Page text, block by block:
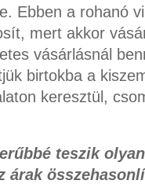
Ebben a rohanó
mert akkor
vásárlásnál
birtokba a
keresztül,
teszik
árak